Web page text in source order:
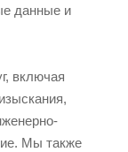
данные и
включая
Мы также